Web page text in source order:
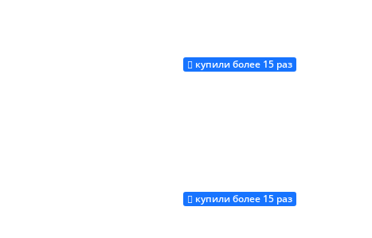
Купить
купили более 15 раз
Купить
купили более 15 раз